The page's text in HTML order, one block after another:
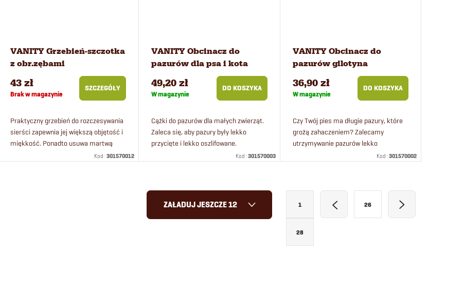
VANITY Grzebień-szczotka
z obr.zębami
43 zł
Brak w magazynie
SZCZEGÓŁY
Praktyczny grzebień do rozczesywania
sierści zapewnia jej większą objętość i
miękkość. Ponadto usuwa martwą
Kod :301570012
VANITY Obcinacz do
pazurów dla psa i kota
49,20 zł
W magazynie
DO KOSZYKA
Cążki do pazurów dla małych zwierząt.
Zaleca się, aby pazury były lekko
przycięte i lekko oszlifowane.
Obcinaczki do pazurów nadają się
Kod :301570003
VANITY Obcinacz do
pazurów gilotyna
36,90 zł
W magazynie
DO KOSZYKA
Czy Twój pies ma długie pazury, które
grożą zahaczeniem? Zalecamy
utrzymywanie pazurów lekko
przyciętych i oszlifowanych. Kup
Kod :301570002
ZAŁADUJ JESZCZE 12 1 26
28